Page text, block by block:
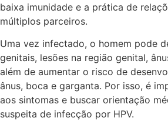
baixa imunidade e a prática de
múltiplos parceiros.
Uma vez infectado, o homem pode
genitais, lesões na região genital,
além de aumentar o risco de
ânus, boca e garganta. Por isso, é
aos sintomas e buscar orientação
suspeita de infecção por HPV.